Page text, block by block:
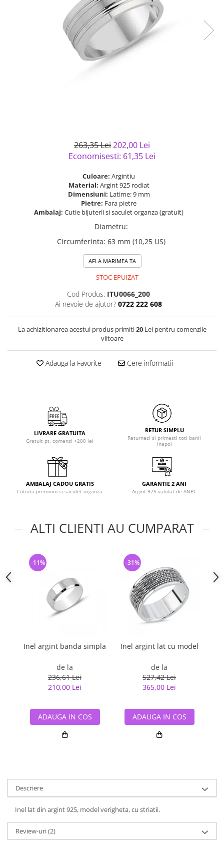
Bijuterii argint placat cu aur
Bijuterii argint cu diverse
Bijuterii gotice si rock
Bijuterii Handmade
263,35 Lei202,00 Lei
Economisesti: 61,35 Lei
Culoare: Argintiu
Material: Argint 925 rodiat
Dimensiuni: Latime: 9 mm
Pietre: Fara pietre
Ambalaj: Cutie bijuterii si saculet organza (gratuit)
Diametru:
Circumferinta: 63 mm (10,25 US)
AFLA MARIMEA TA
STOC EPUIZAT
Cod Produs: ITU0066_200
Ai nevoie de ajutor? 0722 222 608
La achizitionarea acestui produs primiti20Lei pentru comenzile
viitoare
Adauga la Favorite Cere informatii
LIVRARE GRATUITA
Gratuit pt. comenzi >200 lei
RETUR SIMPLU
Returnezi si primesti toti banii
inapoi
AMBALAJ CADOU GRATIS
Cutiuta premium si saculet organza
GARANTIE 2 ANI
Argint 925 validat de ANPC
ALTI CLIENTI AU CUMPARAT
Inel argint banda simpla
de la
236,61 Lei
210,00 Lei
-11%
ADAUGA IN COS
Inel argint lat cu model
de la
527,42 Lei
365,00 Lei
-31%
ADAUGA IN COS
Descriere
Inel lat din argint 925, model verigheta, cu striatii.
Review-uri(2)